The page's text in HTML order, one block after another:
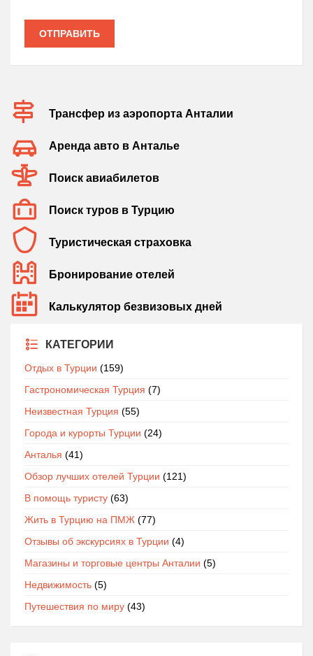
ОТПРАВИТЬ
Трансфер из аэропорта Анталии
Аренда авто в Анталье
Поиск авиабилетов
Поиск туров в Турцию
Туристическая страховка
Бронирование отелей
Калькулятор безвизовых дней
КАТЕГОРИИ
Отдых в Турции (159)
Гастрономическая Турция (7)
Неизвестная Турция (55)
Города и курорты Турции (24)
Анталья (41)
Обзор лучших отелей Турции (121)
В помощь туристу (63)
Жить в Турцию на ПМЖ (77)
Отзывы об экскурсиях в Турции (4)
Магазины и торговые центры Анталии (5)
Недвижимость (5)
Путешествия по миру (43)